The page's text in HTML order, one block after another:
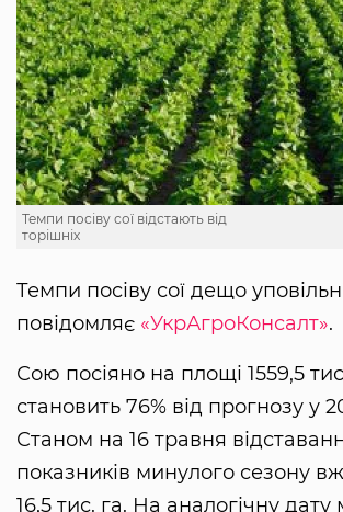
Темпи посіву сої відстають від
торішніх
Темпи посіву сої дещо
повідомляє «УкрАгроКонсалт».
Сою посіяно на площі 1559,5
становить 76% від прогнозу у
Станом на 16 травня
показників минулого сезону
16,5 тис. га. На аналогічну